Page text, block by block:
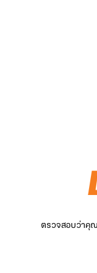
ตรวจสอบว่าคุ